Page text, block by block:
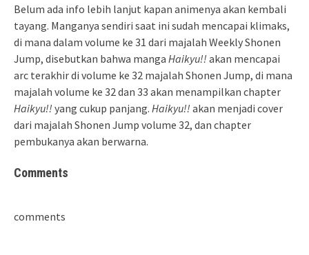
Belum ada info lebih lanjut kapan animenya akan kembali
tayang. Manganya sendiri saat ini sudah mencapai klimaks,
di mana dalam volume ke 31 dari majalah Weekly Shonen
Jump, disebutkan bahwa manga Haikyu!! akan mencapai
arc terakhir di volume ke 32 majalah Shonen Jump, di mana
majalah volume ke 32 dan 33 akan menampilkan chapter
Haikyu!! yang cukup panjang. Haikyu!! akan menjadi cover
dari majalah Shonen Jump volume 32, dan chapter
pembukanya akan berwarna.
Comments
comments